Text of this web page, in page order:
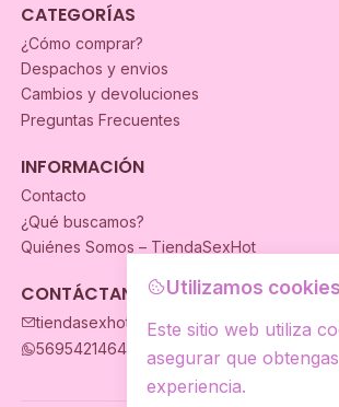
CATEGORÍAS
¿Cómo comprar?
Despachos y envios
Cambios y devoluciones
Preguntas Frecuentes
INFORMACIÓN
Contacto
¿Qué buscamos?
Quiénes Somos – TiendaSexHot
CONTÁCTANOS
tiendasexhot@gmail.com
56954214649
Utilizamos cookies
Este sitio web utiliza
asegurar que
experiencia.